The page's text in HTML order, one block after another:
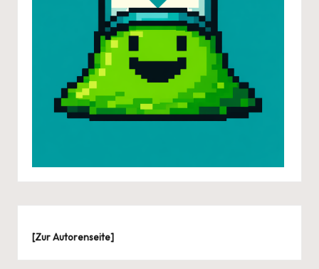
[Zur Autorenseite]